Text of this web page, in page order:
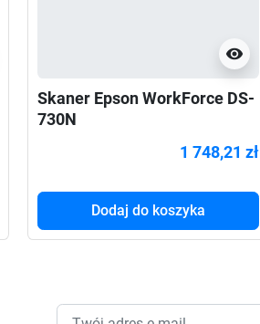
visibility
Skaner Epson WorkForce DS-
730N
1 748,21 zł
Dodaj do koszyka